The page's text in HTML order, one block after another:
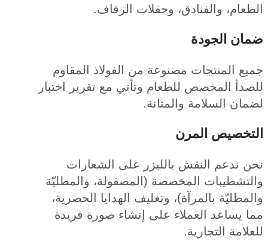
والفنادق، وحفلات الزفاف.
الجودة
المنتجات مصنوعة من الفولاذ المقاوم
المخصص للطعام وتأتي مع تقرير اختبار
السلامة والمتانة.
المرن
ندعم النقش بالليزر على الشعارات
المخصصة (المصقولة، والمطليّة
بالمرآة)، وتغليف الهدايا الحصرية،
يساعد العملاء على إنشاء صورة فريدة
التجارية.